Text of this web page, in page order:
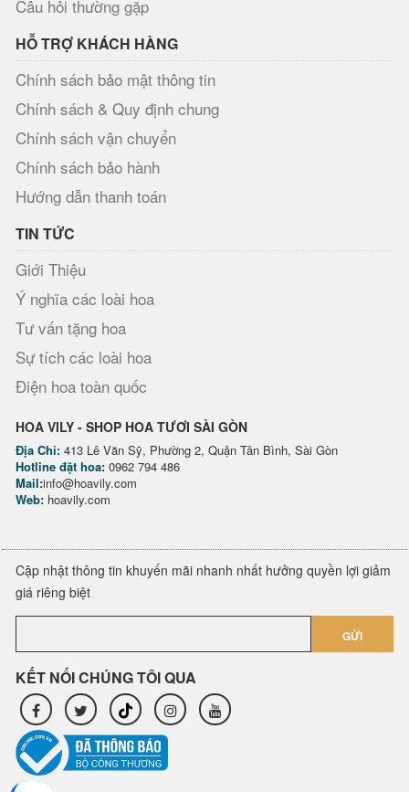
Câu hỏi thường gặp
HỖ TRỢ KHÁCH HÀNG
Chính sách bảo mật thông tin
Chính sách & Quy định chung
Chính sách vận chuyển
Chính sách bảo hành
Hướng dẫn thanh toán
TIN TỨC
Giới Thiệu
Ý nghĩa các loài hoa
Tư vấn tặng hoa
Sự tích các loài hoa
Điện hoa toàn quốc
HOA VILY - SHOP HOA TƯƠI SÀI GÒN
Địa Chỉ: 413 Lê Văn Sỹ, Phường 2, Quận Tân Bình, Sài Gòn
Hotline đặt hoa: 0962 794 486
Mail:info@hoavily.com
Web: hoavily.com
Cập nhật thông tin khuyến mãi nhanh nhất hưởng quyền lợi giảm
giá riêng biệt
GỬI
KẾT NỐI CHÚNG TÔI QUA